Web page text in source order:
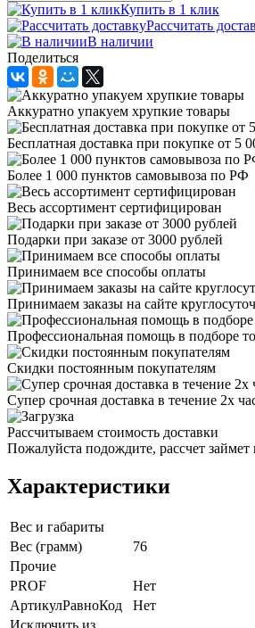
Купить в 1 клик
Рассчитать
В наличии
Поделиться
Аккуратно упакуем хрупкие товары
Бесплатная доставка при покупке от 5
Более 1 000 пунктов самовывоза по РФ
Весь ассортимент сертифицирован
Подарки при заказе от 3000 рублей
Принимаем все способы оплаты
Принимаем заказы на сайте
Профессиональная помощь в подборе
Скидки постоянным покупателям
Супер срочная доставка в течение 2х
Рассчитываем стоимость доставки
Пожалуйста подождите, рассчет
Характеристики
Вес и габариты
Вес (грамм)
76
Прочие
PROF
Нет
АртикулРавноКод
Нет
Исключить из